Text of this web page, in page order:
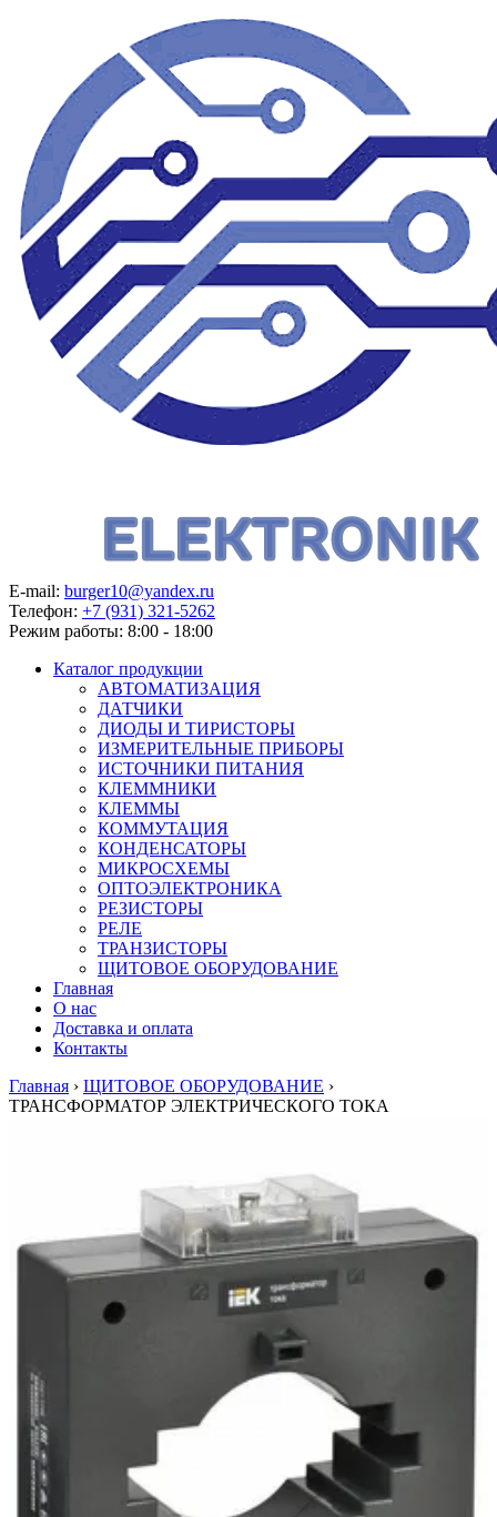
E-mail: burger10@yandex.ru
Телефон: +7 (931) 321-5262
Режим работы: 8:00 - 18:00
Каталог продукции
АВТОМАТИЗАЦИЯ
ДАТЧИКИ
ДИОДЫ И ТИРИСТОРЫ
ИЗМЕРИТЕЛЬНЫЕ ПРИБОРЫ
ИСТОЧНИКИ ПИТАНИЯ
КЛЕММНИКИ
КЛЕММЫ
КОММУТАЦИЯ
КОНДЕНСАТОРЫ
МИКРОСХЕМЫ
ОПТОЭЛЕКТРОНИКА
РЕЗИСТОРЫ
РЕЛЕ
ТРАНЗИСТОРЫ
ЩИТОВОЕ ОБОРУДОВАНИЕ
Главная
О нас
Доставка и оплата
Контакты
Главная › ЩИТОВОЕ ОБОРУДОВАНИЕ ›
ТРАНСФОРМАТОР ЭЛЕКТРИЧЕСКОГО ТОКА